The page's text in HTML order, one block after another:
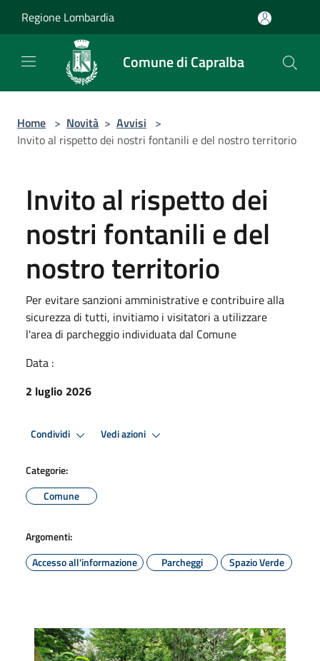
Regione Lombardia
Comune di Capralba
Home > Novità > Avvisi >
Invito al rispetto dei nostri fontanili e del nostro territorio
Invito al rispetto dei
nostri fontanili e del
nostro territorio
Per evitare sanzioni amministrative e contribuire alla
sicurezza di tutti, invitiamo i visitatori a utilizzare
l'area di parcheggio individuata dal Comune
Data :
2 luglio 2026
Condividi Vedi azioni
Categorie:
Comune
Argomenti:
Accesso all'informazione
Parcheggi Spazio Verde